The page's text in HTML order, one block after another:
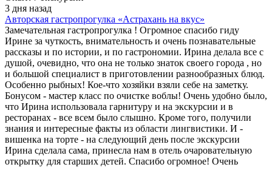
3 дня назад
Авторская гастропрогулка «Астрахань на вкус»
Замечательная гастропрогулка ! Огромное спасибо гиду
Ирине за чуткость, внимательность и очень познавательные
рассказы и по истории, и по гастрономии. Ирина делала все с
душой, очевидно, что она не только знаток своего города , но
и большой специалист в приготовлении разнообразных блюд.
Особенно рыбных! Кое-что хозяйки взяли себе на заметку.
Бонусом - мастер класс по очистке воблы! Очень удобно было,
что Ирина использовала гарнитуру и на экскурсии и в
ресторанах - все всем было слышно. Кроме того, получили
знания и интересные факты из области лингвистики. И -
вишенка на торте - на следующий день после экскурсии
Ирина сделала сама, принесла нам в отель очаровательную
открытку для старших детей. Спасибо огромное! Очень